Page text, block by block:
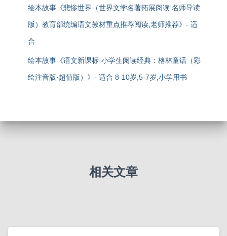
绘本故事《悲惨世界（世界文学名著拓展阅读:名师导读
版）教育部统编语文教材重点推荐阅读,老师推荐》- 适
合
绘本故事《语文新课标·小学生阅读经典：格林童话（彩
绘注音版·超值版）》- 适合 8-10岁,5-7岁,小学用书
相关文章